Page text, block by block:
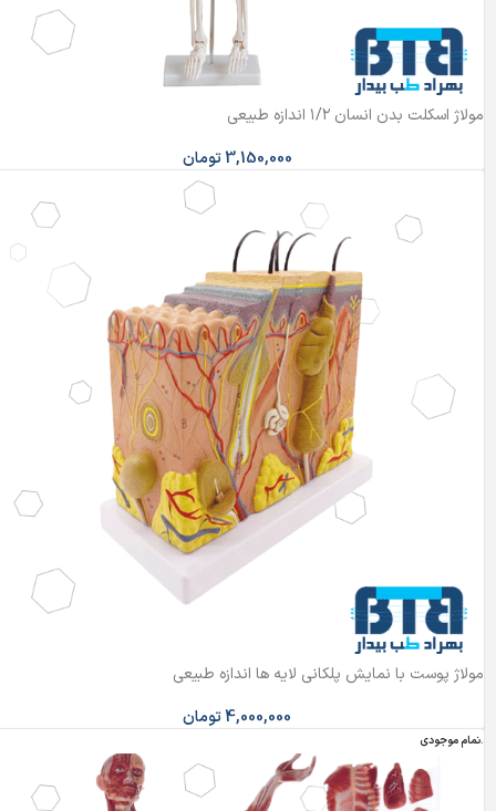
مولاژ اسکلت بدن انسان ۱/۲ اندازه طبیعی
3,150,000تومان
مولاژ پوست با نمایش پلکانی لایه ها اندازه طبیعی
4,000,000تومان
اتمام موجودی